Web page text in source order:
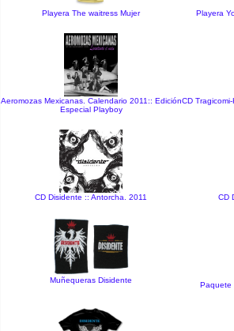
Playera The waitress Mujer Playera
Aeromozas Mexicanas. Calendario 2011:: Edición
Especial Playboy
CD
CD Disidente :: Antorcha. 2011 CD
Muñequeras Disidente
Paquete